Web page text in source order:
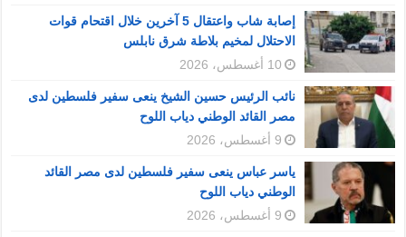
إصابة شاب واعتقال 5 آخرين خلال اقتحام قوات
الاحتلال لمخيم بلاطة شرق نابلس
10 أغسطس، 2026
نائب الرئيس حسين الشيخ ينعى سفير فلسطين لدى
مصر القائد الوطني دياب اللوح
9 أغسطس، 2026
ياسر عباس ينعى سفير فلسطين لدى مصر القائد
الوطني دياب اللوح
9 أغسطس، 2026